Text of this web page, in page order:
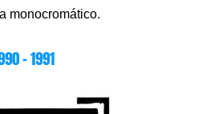
monocromático.
– 1991